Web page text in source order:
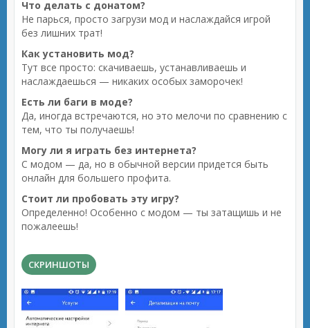
Что делать с донатом?
Не парься, просто загрузи мод и наслаждайся игрой
без лишних трат!
Как установить мод?
Тут все просто: скачиваешь, устанавливаешь и
наслаждаешься — никаких особых заморочек!
Есть ли баги в моде?
Да, иногда встречаются, но это мелочи по сравнению с
тем, что ты получаешь!
Могу ли я играть без интернета?
С модом — да, но в обычной версии придется быть
онлайн для большего профита.
Стоит ли пробовать эту игру?
Определенно! Особенно с модом — ты затащишь и не
пожалеешь!
СКРИНШОТЫ